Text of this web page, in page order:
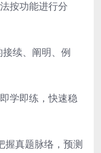
按功能进行分
续、阐明、例
学即练，快速稳
握真题脉络，预测